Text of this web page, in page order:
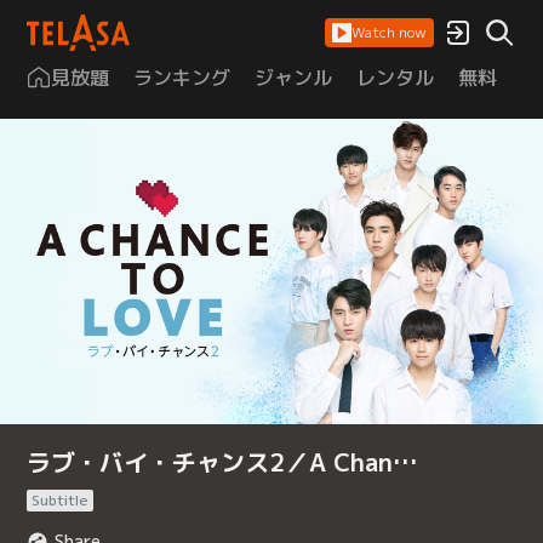
Watch now
見放題 ランキング ジャンル レンタル 無料
ラブ・バイ・チャンス2／A Chan…
Subtitle